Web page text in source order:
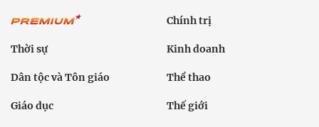
Chính trị
Thời sự Kinh doanh
Dân tộc và Tôn giáo Thể thao
Giáo dục Thế giới